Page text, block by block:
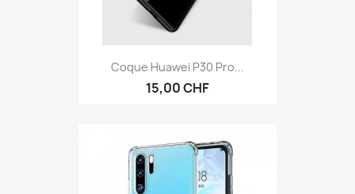
Coque Huawei P30 Pro...
15,00 CHF